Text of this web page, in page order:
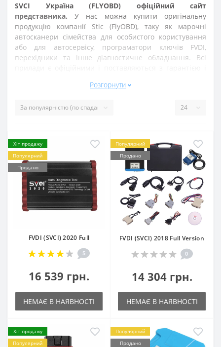
SVCI Україна (FLYOBD) офіційний сайт
представника. У нас можна купити оригінальну
продукцію компанії Stic (FlyOBD), таку як марочні
автосканери сімейства для особистого користування
або для автосервісу, програматори ключів FVDI,
перехідники та інше діагностичне обладнання. Всі
встановлюємо програми для роботи з ними, продаємо
Розгорнути
Хіт продажу
Популярний
Продано
FVDI (SVCI) 2020 Full
5
16 539 грн.
НЕМАЄ В НАЯВНОСТІ
Популярний
Продано
FVDI (SVCI) 2018 Full Version
0
14 304 грн.
НЕМАЄ В НАЯВНОСТІ
Хіт продажу
Популярний
Популярний
Продано